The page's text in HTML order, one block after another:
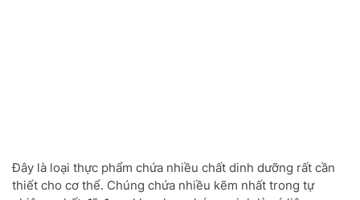
Đây là loại thực phẩm chứa nhiều chất dinh dưỡng rất cần
thiết cho cơ thể. Chúng chứa nhiều kẽm nhất trong tự